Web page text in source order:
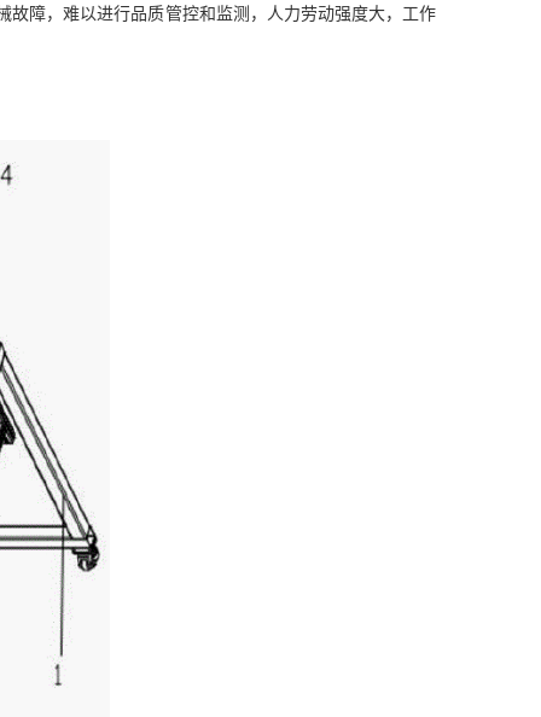
故障，难以进行品质管控和监测，人力劳动强度大，工作